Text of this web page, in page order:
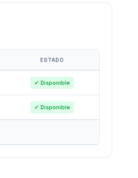
ESTADO
✓ Disponible
✓ Disponible